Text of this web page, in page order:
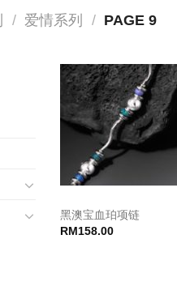
/ 爱情系列 / PAGE 9
黑澳宝血珀项链
RM158.00